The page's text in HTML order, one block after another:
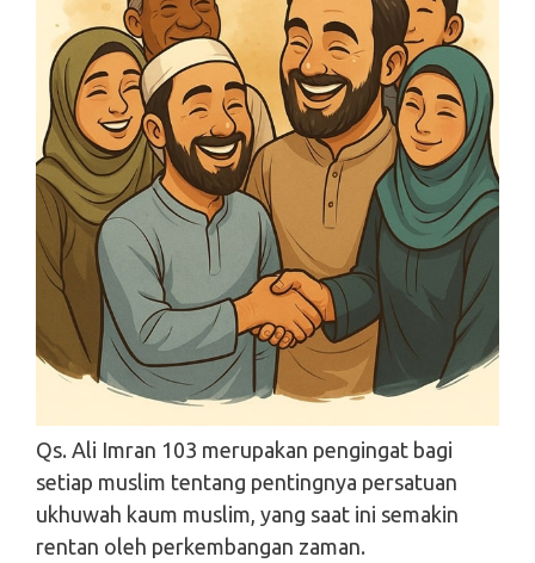
Qs. Ali Imran 103 merupakan pengingat bagi
setiap muslim tentang pentingnya persatuan
ukhuwah kaum muslim, yang saat ini semakin
rentan oleh perkembangan zaman.
Search
Search